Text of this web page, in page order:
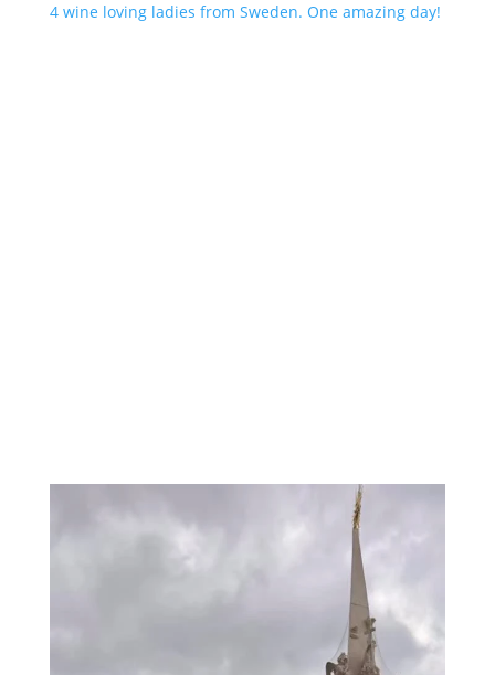
4 wine loving ladies from Sweden. One amazing day!